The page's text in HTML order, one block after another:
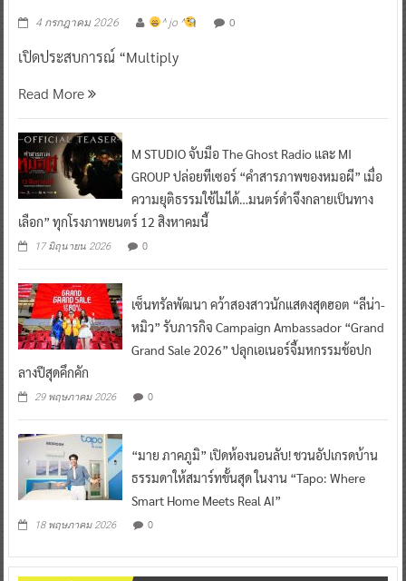
4 กรกฎาคม 2026 ^ jo ^ 0
เปิดประสบการณ์ “Multiply
Read More
M STUDIO จับมือ The Ghost Radio และ MI
GROUP ปล่อยทีเซอร์ “คำสารภาพของหมอผี” เมื่อ
ความยุติธรรมใช้ไม่ได้…มนตร์ดำจึงกลายเป็นทาง
เลือก” ทุกโรงภาพยนตร์ 12 สิงหาคมนี้
17 มิถุนายน 2026 0
เซ็นทรัลพัฒนา คว้าสองสาวนักแสดงสุดฮอต “ลีน่า-
หมิว” รับภารกิจ Campaign Ambassador “Grand
Grand Sale 2026” ปลุกเอเนอร์จี้มหกรรมช้อปก
ลางปีสุดคึกคัก
29 พฤษภาคม 2026 0
“มาย ภาคภูมิ” เปิดห้องนอนลับ! ชวนอัปเกรดบ้าน
ธรรมดาให้สมาร์ทขั้นสุด ในงาน “Tapo: Where
Smart Home Meets Real AI”
18 พฤษภาคม 2026 0